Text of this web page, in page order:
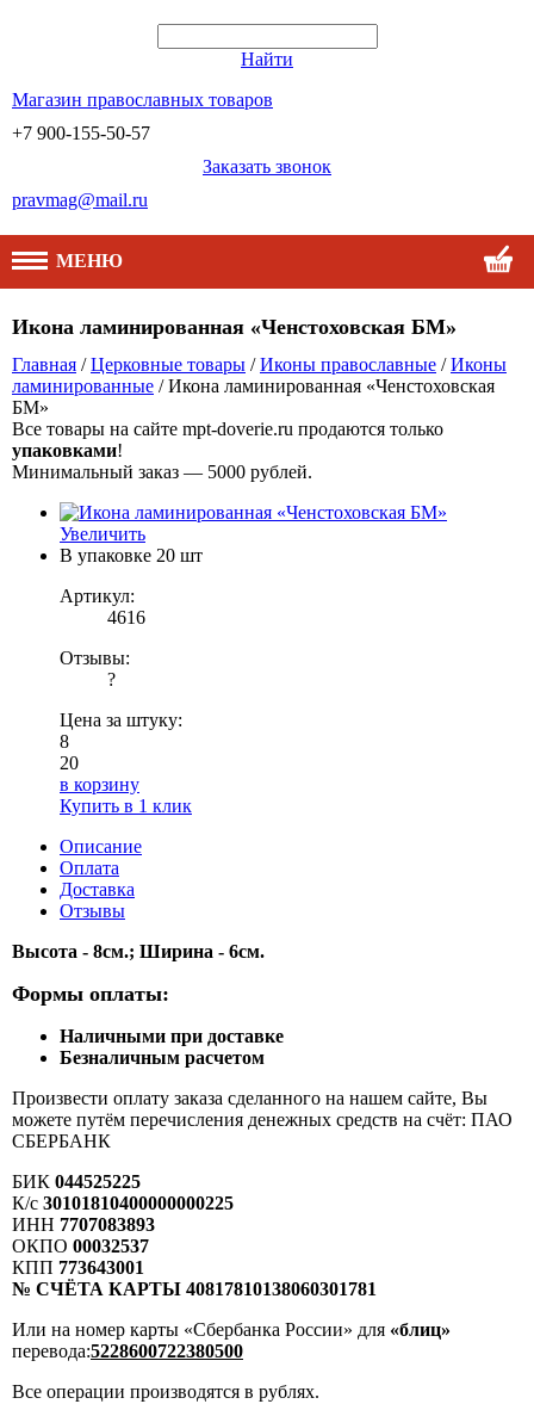
Найти
Магазин православных товаров
+7 900-155-50-57
Заказать звонок
pravmag@mail.ru
МЕНЮ
Икона ламинированная «Ченстоховская БМ»
Главная /Церковные товары /Иконы православные /Иконы
ламинированные / Икона ламинированная «Ченстоховская
БМ»
Все товары на сайте mpt-doverie.ru продаются только
упаковками!
Минимальный заказ — 5000 рублей.
Увеличить
В упаковке 20 шт
Артикул:
4616
Отзывы:
?
Цена за штуку:
8
20
в корзину
Купить в 1 клик
Описание
Оплата
Доставка
Отзывы
Высота - 8см.; Ширина - 6см.
Формы оплаты:
Наличными при доставке
Безналичным расчетом
Произвести оплату заказа сделанного на нашем сайте, Вы
можете путём перечисления денежных средств на счёт: ПАО
СБЕРБАНК
БИК 044525225
К/с 30101810400000000225
ИНН 7707083893
ОКПО 00032537
КПП 773643001
№ СЧЁТА КАРТЫ 40817810138060301781
Или на номер карты «Сбербанка России» для «блиц»
перевода:5228600722380500
Все операции производятся в рублях.